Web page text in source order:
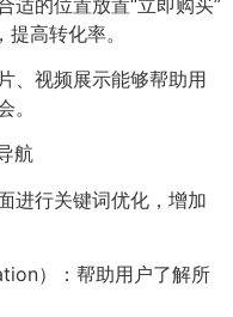
高转化率。
、视频展示能够帮助用
。
航
进行关键词优化，增加
）：帮助用户了解所